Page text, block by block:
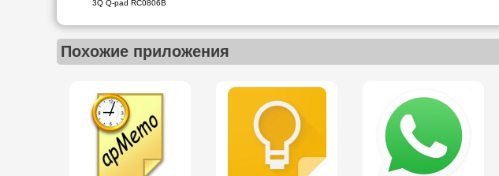
3Q Q-pad RC0806B
Похожие приложения